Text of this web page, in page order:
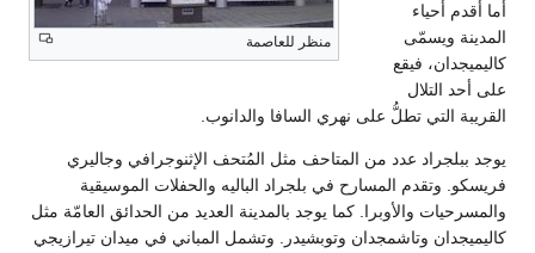
منظر للعاصمة
أما أقدم أحياء
المدينة ويسمّى
كاليميجدان، فيقع
على أحد التلال
القريبة التي تطلُّ على نهري السافا والدانوب.
يوجد ببلجراد عدد من المتاحف مثل المُتحف الإثنوجرافي وجاليري
فريسكو. وتقدم المسارح في بلجراد الباليه والحفلات الموسيقية
والمسرحيات والأوبرا. كما يوجد بالمدينة العديد من الحدائق العامّة مثل
كاليميجدان وتاشمجدان وتوبشيدر. وتشمل المباني في ميدان تيرازيجي